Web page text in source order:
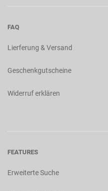
FAQ
Lierferung & Versand
Geschenkgutscheine
Widerruf erklären
FEATURES
Erweiterte Suche